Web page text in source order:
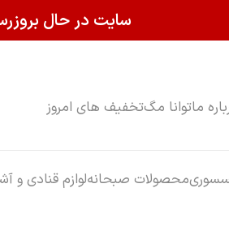
ماتوانا مگتخفیف های امروز
محصولات صبحانهلوازم قنادی و
سایت در حال